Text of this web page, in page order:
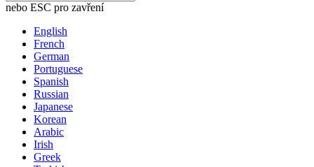
nebo ESC pro zavření
English
French
German
Portuguese
Spanish
Russian
Japanese
Korean
Arabic
Irish
Greek